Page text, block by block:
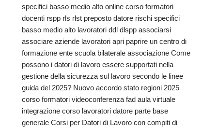
specifici basso medio alto online corso formatori
docenti rspp rls rlst preposto datore rischi specifici
basso medio alto lavoratori ddl dlspp associarsi
associare aziende lavoratori apri paprire un centro di
formazione ente scuola bilaterale associazione Come
possono i datori di lavoro essere supportati nella
gestione della sicurezza sul lavoro secondo le linee
guida del 2025? Nuovo accordo stato regioni 2025
corso formatori videoconferenza fad aula virtuale
integrazione corso lavoratori datore parte base
generale Corsi per Datori di Lavoro con compiti di